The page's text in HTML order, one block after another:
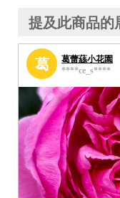
提及此商品的
葛
葛蕾蕬小花園
****ce_s****